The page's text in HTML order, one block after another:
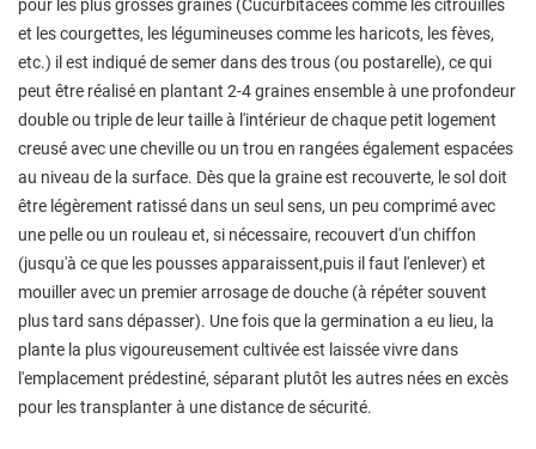
pour les plus grosses graines (Cucurbitacées comme les citrouilles
et les courgettes, les légumineuses comme les haricots, les fèves,
etc.) il est indiqué de semer dans des trous (ou postarelle), ce qui
peut être réalisé en plantant 2-4 graines ensemble à une profondeur
double ou triple de leur taille à l'intérieur de chaque petit logement
creusé avec une cheville ou un trou en rangées également espacées
au niveau de la surface. Dès que la graine est recouverte, le sol doit
être légèrement ratissé dans un seul sens, un peu comprimé avec
une pelle ou un rouleau et, si nécessaire, recouvert d'un chiffon
(jusqu'à ce que les pousses apparaissent,puis il faut l'enlever) et
mouiller avec un premier arrosage de douche (à répéter souvent
plus tard sans dépasser). Une fois que la germination a eu lieu, la
plante la plus vigoureusement cultivée est laissée vivre dans
l'emplacement prédestiné, séparant plutôt les autres nées en excès
pour les transplanter à une distance de sécurité.